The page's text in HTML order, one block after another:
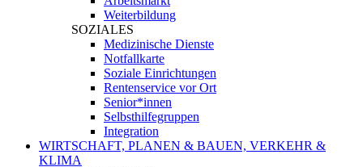
Weiterbildung
SOZIALES
Medizinische Dienste
Notfallkarte
Soziale Einrichtungen
Rentenservice vor Ort
Senior*innen
Selbsthilfegruppen
Integration
WIRTSCHAFT, PLANEN & BAUEN, VERKEHR &
KLIMA